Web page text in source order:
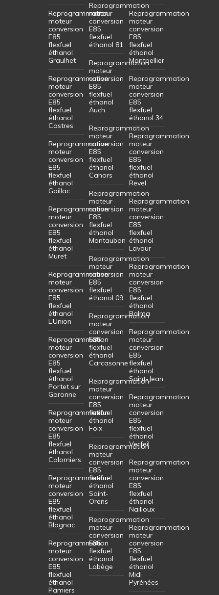
Reprogrammation
moteur
conversion
E85
flexfuel
éthanol
Graulhet
Reprogrammation
moteur
conversion
E85
flexfuel
éthanol
Castres
Reprogrammation
moteur
conversion
E85
flexfuel
éthanol
Gaillac
Reprogrammation
moteur
conversion
E85
flexfuel
éthanol
Muret
Reprogrammation
moteur
conversion
E85
flexfuel
éthanol
L’Union
Reprogrammation
moteur
conversion
E85
flexfuel
éthanol
Portet sur
Garonne
Reprogrammation
moteur
conversion
E85
flexfuel
éthanol
Colomiers
Reprogrammation
moteur
conversion
E85
flexfuel
éthanol
Blagnac
Reprogrammation
moteur
conversion
E85
flexfuel
éthanol
Pamiers
Reprogrammation
moteur
conversion
E85
flexfuel
éthanol 81
Reprogrammation
moteur
conversion
E85
flexfuel
éthanol
Auch
Reprogrammation
moteur
conversion
E85
flexfuel
éthanol
Cahors
Reprogrammation
moteur
conversion
E85
flexfuel
éthanol
Montauban
Reprogrammation
moteur
conversion
E85
flexfuel
éthanol 09
Reprogrammation
moteur
conversion
E85
flexfuel
éthanol
Carcasonne
Reprogrammation
moteur
conversion
E85
flexfuel
éthanol
Foix
Reprogrammation
moteur
conversion
E85
flexfuel
éthanol
Saint-
Orens
Reprogrammation
moteur
conversion
E85
flexfuel
éthanol
Labège
Reprogrammation
moteur
conversion
E85
flexfuel
éthanol
Montpellier
Reprogrammation
moteur
conversion
E85
flexfuel
éthanol 34
Reprogrammation
moteur
conversion
E85
flexfuel
éthanol
Revel
Reprogrammation
moteur
conversion
E85
flexfuel
éthanol
Lavaur
Reprogrammation
moteur
conversion
E85
flexfuel
éthanol
Balma
Reprogrammation
moteur
conversion
E85
flexfuel
éthanol
Saint-Jean
Reprogrammation
moteur
conversion
E85
flexfuel
éthanol
Verfeil
Reprogrammation
moteur
conversion
E85
flexfuel
éthanol
Nailloux
Reprogrammation
moteur
conversion
E85
flexfuel
éthanol
Midi
Pyrénées